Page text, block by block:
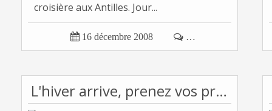
croisière aux Antilles. Jour...
 16 décembre 2008  …
L'hiver arrive, prenez vos précautions !!!!!